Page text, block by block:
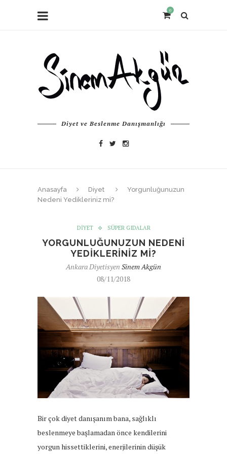
0
Diyet ve Beslenme Danışmanlığı
Anasayfa Diyet
Yorgunluğunuzun
Nedeni Yedikleriniz mi?
DIYET SÜPER GIDALAR
YORGUNLUĞUNUZUN NEDENI
YEDIKLERINIZ MI?
Ankara Diyetisyen Sinem Akgün
08/11/2018
Bir çok diyet danışanım bana, sağlıklı
beslenmeye başlamadan önce kendilerini
yorgun hissettiklerini, enerjilerinin düşük